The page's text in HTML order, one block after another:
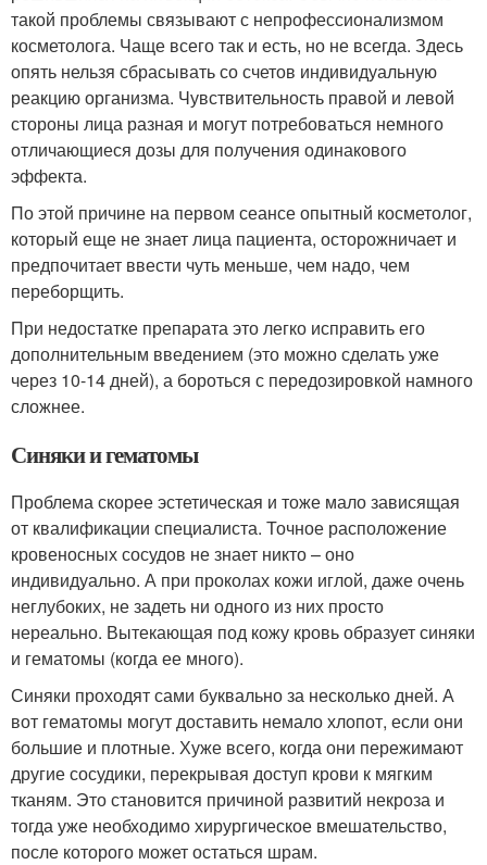
такой проблемы связывают с непрофессионализмом
косметолога. Чаще всего так и есть, но не всегда. Здесь
опять нельзя сбрасывать со счетов индивидуальную
реакцию организма. Чувствительность правой и левой
стороны лица разная и могут потребоваться немного
отличающиеся дозы для получения одинакового
эффекта.
По этой причине на первом сеансе опытный косметолог,
который еще не знает лица пациента, осторожничает и
предпочитает ввести чуть меньше, чем надо, чем
переборщить.
При недостатке препарата это легко исправить его
дополнительным введением (это можно сделать уже
через 10-14 дней), а бороться с передозировкой намного
сложнее.
Синяки и гематомы
Проблема скорее эстетическая и тоже мало зависящая
от квалификации специалиста. Точное расположение
кровеносных сосудов не знает никто – оно
индивидуально. А при проколах кожи иглой, даже очень
неглубоких, не задеть ни одного из них просто
нереально. Вытекающая под кожу кровь образует синяки
и гематомы (когда ее много).
Синяки проходят сами буквально за несколько дней. А
вот гематомы могут доставить немало хлопот, если они
большие и плотные. Хуже всего, когда они пережимают
другие сосудики, перекрывая доступ крови к мягким
тканям. Это становится причиной развитий некроза и
тогда уже необходимо хирургическое вмешательство,
после которого может остаться шрам.